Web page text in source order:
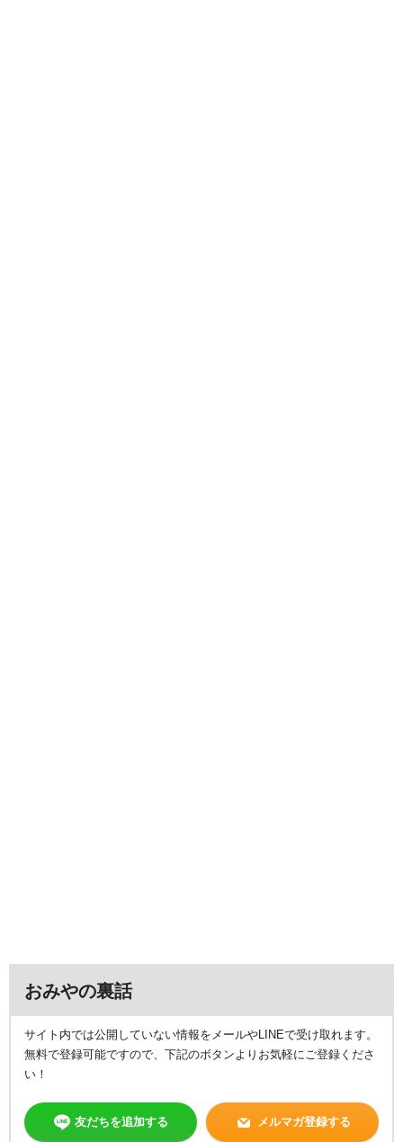
おみやの裏話
サイト内では公開していない情報をメールやLINEで受け取れます。
無料で登録可能ですので、下記のボタンよりお気軽にご登録くださ
い！
友だちを追加する メルマガ登録する